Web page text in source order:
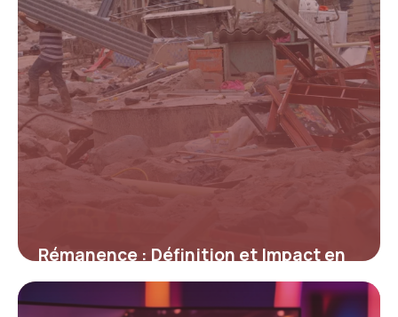
Rémanence : Définition et Impact en
Informatique
12 mai 2026